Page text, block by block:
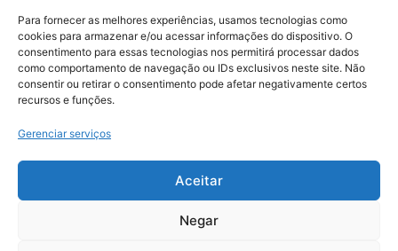
Para fornecer as melhores experiências, usamos tecnologias como
cookies para armazenar e/ou acessar informações do dispositivo. O
consentimento para essas tecnologias nos permitirá processar dados
como comportamento de navegação ou IDs exclusivos neste site. Não
consentir ou retirar o consentimento pode afetar negativamente certos
recursos e funções.
Gerenciar serviços
Aceitar
Negar
Código de Defesa do Consumidor
Política de Cookies